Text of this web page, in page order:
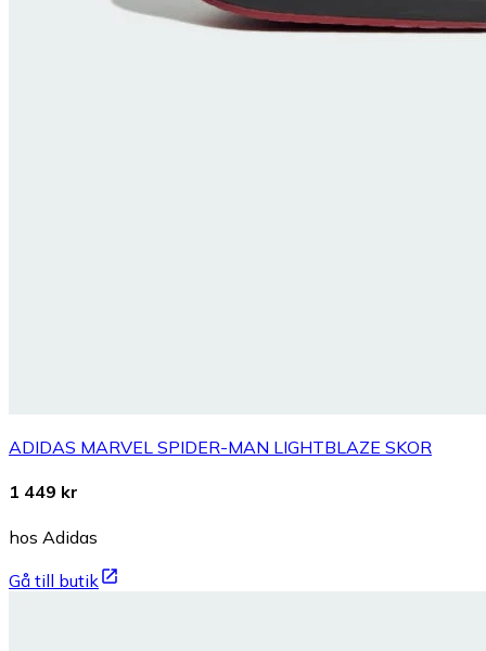
ADIDAS MARVEL SPIDER-MAN LIGHTBLAZE SKOR
1 449 kr
hos Adidas
Gå till butik